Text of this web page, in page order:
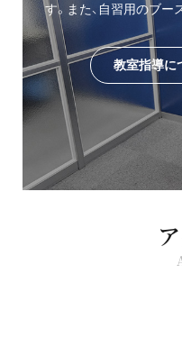
す。また、自習用のブー
教室指導に